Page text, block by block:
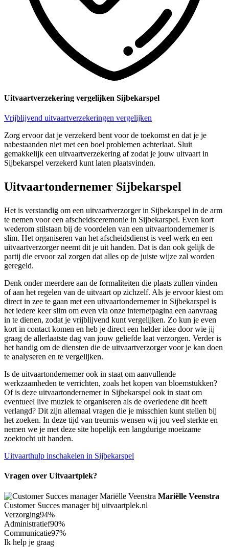
Uitvaartverzekering vergelijken Sijbekarspel
Vrijblijvend uitvaartverzekeringen vergelijken
Zorg ervoor dat je verzekerd bent voor de toekomst en dat je je
nabestaanden niet met een boel problemen achterlaat. Sluit
gemakkelijk een uitvaartverzekering af zodat je jouw uitvaart in
Sijbekarspel verzekerd kunt laten plaatsvinden.
Uitvaartondernemer Sijbekarspel
Het is verstandig om een uitvaartverzorger in Sijbekarspel in de arm
te nemen voor een afscheidsceremonie in Sijbekarspel. Even kort
wederom stilstaan bij de voordelen van een uitvaartondernemer is
slim. Het organiseren van het afscheidsdienst is veel werk en een
uitvaartverzorger neemt dit je uit handen. Dat is dan ook gelijk de
partij die ervoor zal zorgen dat alles op de juiste wijze zal worden
geregeld.
Denk onder meerdere aan de formaliteiten die plaats zullen vinden
of aan het regelen van de uitvaart op zichzelf. Als je ervoor kiest om
direct in zee te gaan met een uitvaartondernemer in Sijbekarspel is
het iedere keer slim om even via onze internetpagina een aanvraag
in te dienen, zodat je vrijblijvend kunt vergelijken. Zo kun je even
kort in contact komen en heb je direct een helder idee door wie jij
graag de allerlaatste dag van jouw geliefde laat verzorgen. Verder is
het handig om de diensten die de uitvaartverzorger voor je kan doen
te analyseren en te vergelijken.
Is de uitvaartondernemer ook in staat om aanvullende
werkzaamheden te verrichten, zoals het kopen van bloemstukken?
Of is deze uitvaartondernemer in Sijbekarspel ook in staat om
eventueel live muziek te organiseren als de overledene dit heeft
verlangd? Dit zijn allemaal vragen die je misschien kunt stellen bij
het zoeken. In deze tijd van treurnis wensen wij jou veel sterkte en
nemen we je met deze site hopelijk een langdurige moeizame
zoektocht uit handen.
Uitvaarthulp inschakelen in Sijbekarspel
Vragen over Uitvaartplek?
Mariëlle Veenstra
Customer Succes manager bij uitvaartplek.nl
Verzorging94%
Administratief90%
Communicatie97%
Ik help je graag